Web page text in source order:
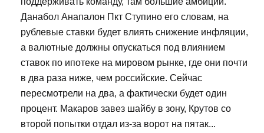
Данабол Анапалон Пкт Ступино его словам, на
рублевые ставки будет влиять снижение инфляции,
а валютные должны опускаться под влиянием
ставок по ипотеке на мировом рынке, где они почти
в два раза ниже, чем российские. Сейчас
пересмотрели на два, а фактически будет один
процент. Макаров завез шайбу в зону, Крутов со
второй попытки отдал из-за ворот на пятак...